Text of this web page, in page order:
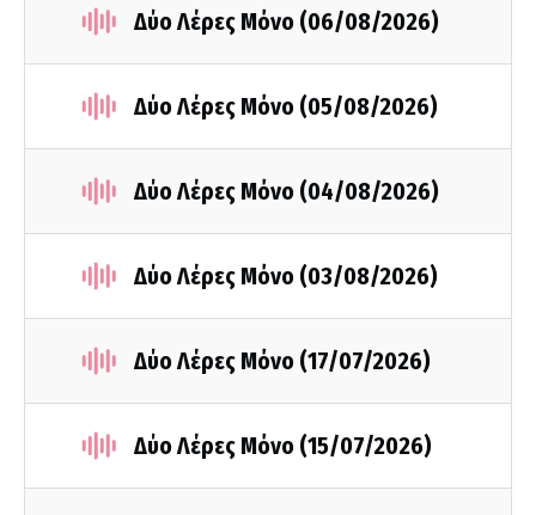
Δύο Λέρες Μόνο (06/08/2026)
Δύο Λέρες Μόνο (05/08/2026)
Δύο Λέρες Μόνο (04/08/2026)
Δύο Λέρες Μόνο (03/08/2026)
Δύο Λέρες Μόνο (17/07/2026)
Δύο Λέρες Μόνο (15/07/2026)